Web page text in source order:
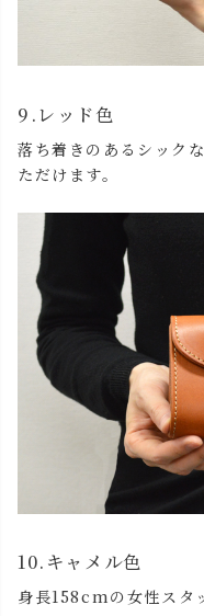
キャメル
残りわずか
残りわずか
レッド
9.レッド色
落ち着きのあるシック
ただけます。
10.キャメル色
身長158cmの女性スタ